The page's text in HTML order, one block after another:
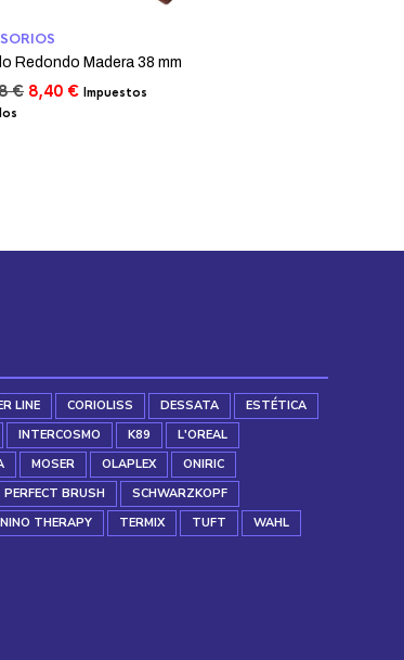
Redondo Madera 38 mm
€ El
8,40 €ElImpuestos
LINE CORIOLISS DESSATA
ESTÉTICA
INTERCOSMO K89
L'OREAL
MOSER OLAPLEX
ONIRIC
PERFECT BRUSH
SCHWARZKOPF
THERAPY TERMIX TUFT
WAHL